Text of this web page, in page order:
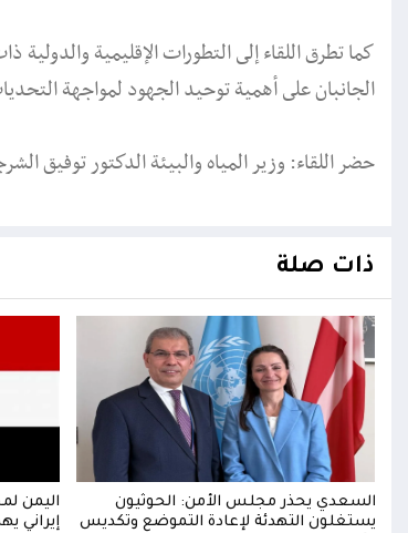
كما تطرق اللقاء إلى التطورات الإقليمية
الجانبان على أهمية توحيد الجهود لمواجهة
حضر اللقاء: وزير المياه والبيئة الدكتور توفيق
ذات صلة
السعدي يحذر مجلس الأمن: الحوثيون
يستغلون التهدئة لإعادة التموضع وتكديس
اليمن
إيراني